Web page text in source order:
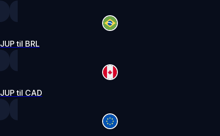
JUP til BRL
JUP til CAD